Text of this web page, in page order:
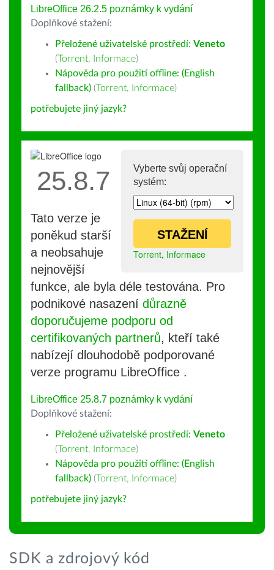
LibreOffice 26.2.5 poznámky k vydání
Doplňkové stažení:
Přeložené uživatelské prostředí: Veneto
(Torrent, Informace)
Nápověda pro použití offline: (English
fallback) (Torrent, Informace)
potřebujete jiný jazyk?
Vyberte svůj operační
systém:
STAŽENÍ
Torrent, Informace
25.8.7
Tato verze je
poněkud starší
a neobsahuje
nejnovější
funkce, ale byla déle testována. Pro
podnikové nasazení důrazně
doporučujeme podporu od
certifikovaných partnerů, kteří také
nabízejí dlouhodobě podporované
verze programu LibreOffice .
LibreOffice 25.8.7 poznámky k vydání
Doplňkové stažení:
Přeložené uživatelské prostředí: Veneto
(Torrent, Informace)
Nápověda pro použití offline: (English
fallback) (Torrent, Informace)
potřebujete jiný jazyk?
SDK a zdrojový kód